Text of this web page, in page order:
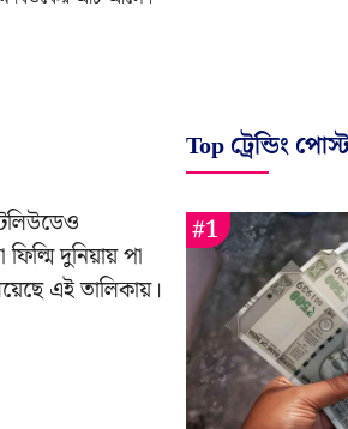
দুনিয়ায় পা
এই তালিকায়।
Top ট্রেন্ডিং